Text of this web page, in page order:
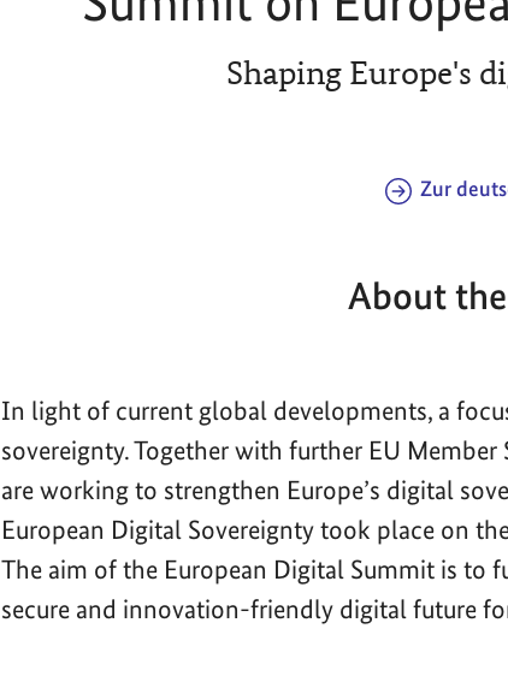
Shaping Europe's
Zur
About
In light of current global developments, a
sovereignty. Together with further EU
are working to strengthen Europe’s digital
European Digital Sovereignty took place on
The aim of the European Digital Summit is to
secure and innovation-friendly digital future